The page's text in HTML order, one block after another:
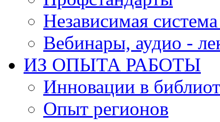
Независимая
Вебинары, аудио -
ИЗ ОПЫТА РАБОТЫ
Инновации в
Опыт регионов